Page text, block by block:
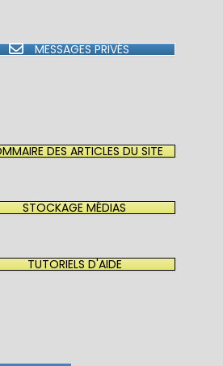
MESSAGES PRIVÉS
DES ARTICLES DU SITE
STOCKAGE MÉDIAS
TUTORIELS D'AIDE